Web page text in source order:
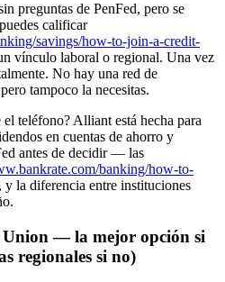
preguntas de PenFed, pero se
calificar
savings/how-to-join-a-credit-
vínculo laboral o regional. Una vez
No hay una red de
tampoco la necesitas.
el teléfono? Alliant está hecha para
en cuentas de ahorro y
antes de decidir — las
banking/how-to-
y la diferencia entre instituciones
— la mejor opción si
regionales si no)